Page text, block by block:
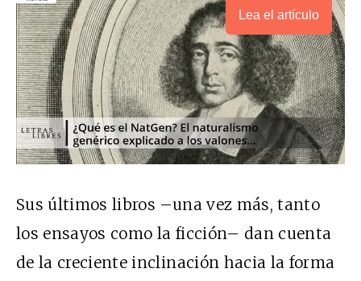
Lea el artículo
Sus últimos libros –una vez más, tanto
los ensayos como la ficción– dan cuenta
de la creciente inclinación hacia la forma